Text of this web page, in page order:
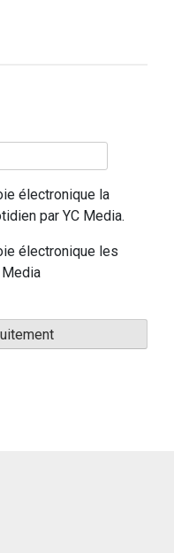
électronique la
par YC Media.
électronique les